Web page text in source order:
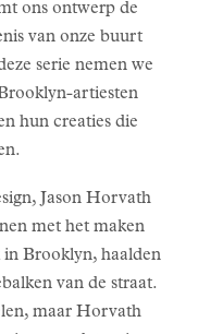
ons ontwerp de
van onze buurt
serie nemen we
artiesten
hun creaties die
Jason Horvath
met het maken
Brooklyn, haalden
van de straat.
maar Horvath